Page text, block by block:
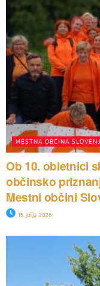
MESTNA OBČINA
Ob 10. obletnici
občinsko
Mestni občini
15. julija, 2026